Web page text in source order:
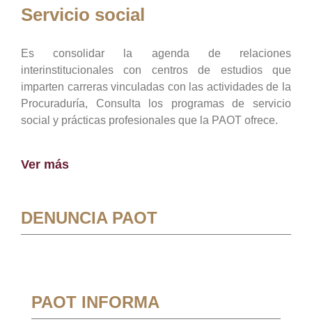
Servicio social
Es consolidar la agenda de relaciones
interinstitucionales con centros de estudios que
imparten carreras vinculadas con las actividades de la
Procuraduría, Consulta los programas de servicio
social y prácticas profesionales que la PAOT ofrece.
Ver más
DENUNCIA PAOT
PAOT INFORMA